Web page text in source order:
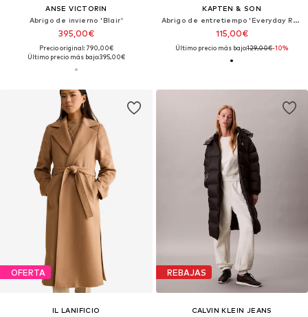
ANSE VICTORIN
Abrigo de invierno 'Blair'
395,00€
Precio original: 790,00€
Último precio más bajo:395,00€
KAPTEN & SON
Abrigo de entretiempo 'Everyday Rain Jacket Long'
115,00€
Último precio más bajo:129,00€-10%
OFERTA
IL LANIFICIO
REBAJAS
CALVIN KLEIN JEANS